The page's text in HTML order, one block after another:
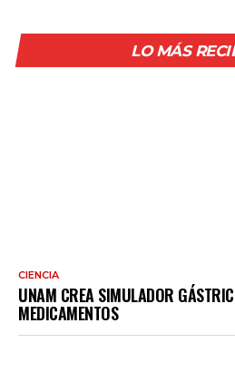
LO MÁS
CIENCIA
UNAM CREA SIMULADOR
MEDICAMENTOS